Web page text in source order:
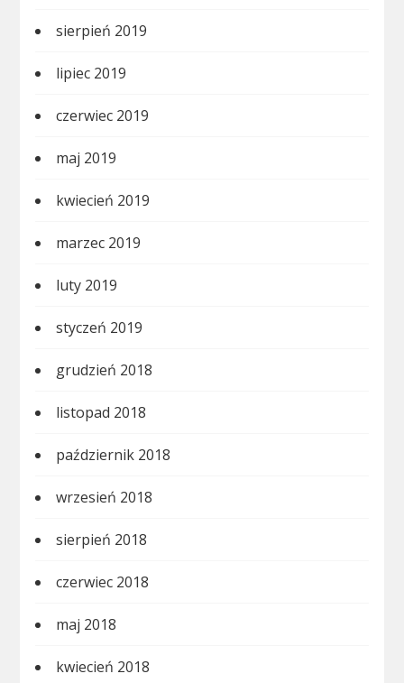
sierpień 2019
lipiec 2019
czerwiec 2019
maj 2019
kwiecień 2019
marzec 2019
luty 2019
styczeń 2019
grudzień 2018
listopad 2018
październik 2018
wrzesień 2018
sierpień 2018
czerwiec 2018
maj 2018
kwiecień 2018